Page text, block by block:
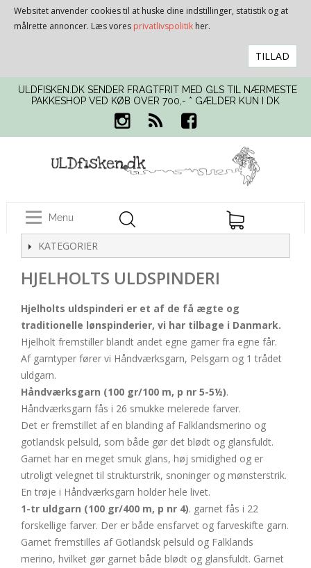
Websitet anvender cookies til at huske dine indstillinger, statistik og at
målrette annoncer. Læs vores privatlivspolitik her.
TILLAD
ULDFISKEN.DK SENDER FRAGTFRIT MED GLS TIL NÆRMESTE
PAKKESHOP VED KØB OVER 700,- * GÆLDER KUN I DK
Menu
KATEGORIER
HJELHOLTS ULDSPINDERI
Hjelholts uldspinderi er et af de få ægte og
traditionelle lønspinderier, vi har tilbage i Danmark.
Hjelholt fremstiller blandt andet egne garner fra egne får.
Af garntyper fører vi Håndværksgarn, Pelsgarn og 1 trådet
uldgarn.
Håndværksgarn (100 gr/100 m, p nr 5-5½).
Håndværksgarn fås i 26 smukke melerede farver.
Det er fremstillet af en blanding af Falklandsmerino og
gotlandsk pelsuld, som både gør det blødt og glansfuldt.
Garnet har en meget smuk glans, høj smidighed og er
utroligt velegnet til strukturstrik, snoninger og mønsterstrik.
En trøje i Håndværksgarn holder hele livet.
1-tr uldgarn (100 gr/400 m, p nr 4). garnet fås i 22
forskellige farver. Der er både ensfarvet og farveskifte garn.
Garnet fremstilles af Gotlandsk pelsuld og Falklands
merino, hvilket gør garnet både blødt og glansfuldt. Garnet